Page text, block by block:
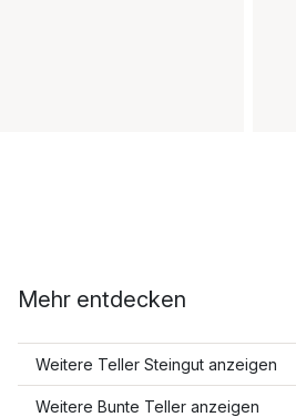
Mehr entdecken
Weitere Teller Steingut anzeigen
Weitere Bunte Teller anzeigen